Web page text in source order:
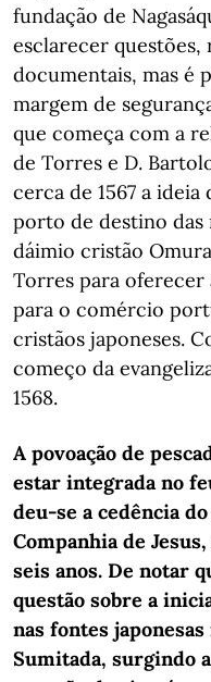
fundação de
esclarecer questões,
documentais, mas é
margem de
que começa com a
de Torres e D.
cerca de 1567 a
porto de destino das
dáimio cristão
Torres para
para o comércio
cristãos japoneses.
começo da
1568.
A povoação de
estar integrada no
deu-se a cedência
Companhia de
seis anos. De notar
questão sobre a
nas fontes
Sumitada, surgindo